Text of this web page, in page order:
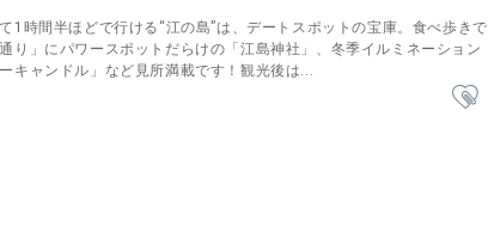
1時間半ほどで行ける“江の島”は、デートスポットの宝庫。食べ歩きで
り」にパワースポットだらけの「江島神社」、冬季イルミネーション
キャンドル」など見所満載です！観光後は...